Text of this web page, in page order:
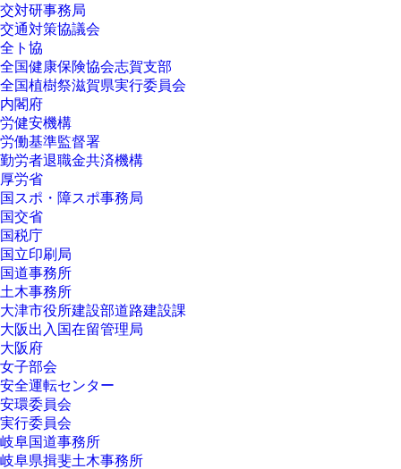
交対研事務局
交通対策協議会
全ト協
全国健康保険協会志賀支部
全国植樹祭滋賀県実行委員会
内閣府
労健安機構
労働基準監督署
勤労者退職金共済機構
厚労省
国スポ・障スポ事務局
国交省
国税庁
国立印刷局
国道事務所
土木事務所
大津市役所建設部道路建設課
大阪出入国在留管理局
大阪府
女子部会
安全運転センター
安環委員会
実行委員会
岐阜国道事務所
岐阜県揖斐土木事務所